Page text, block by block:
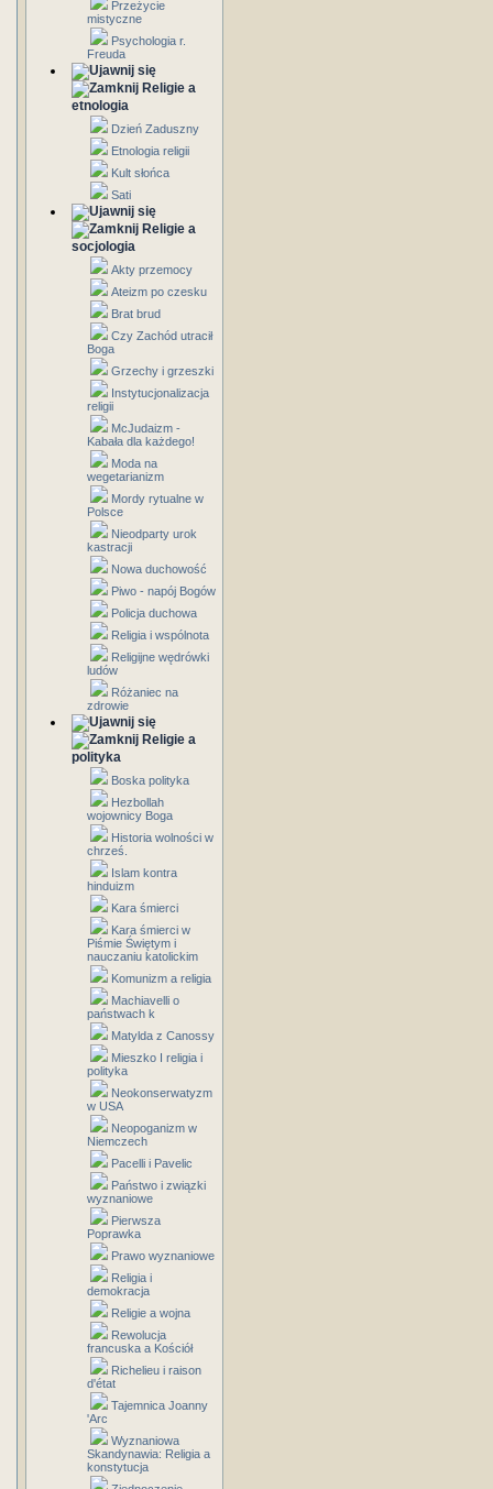
Przeżycie
mistyczne
Psychologia r.
Freuda
Religie a
etnologia
Dzień Zaduszny
Etnologia religii
Kult słońca
Sati
Religie a
socjologia
Akty przemocy
Ateizm po czesku
Brat brud
Czy Zachód utracił
Boga
Grzechy i grzeszki
Instytucjonalizacja
religii
McJudaizm -
Kabała dla każdego!
Moda na
wegetarianizm
Mordy rytualne w
Polsce
Nieodparty urok
kastracji
Nowa duchowość
Piwo - napój Bogów
Policja duchowa
Religia i wspólnota
Religijne wędrówki
ludów
Różaniec na
zdrowie
Religie a
polityka
Boska polityka
Hezbollah
wojownicy Boga
Historia wolności w
chrześ.
Islam kontra
hinduizm
Kara śmierci
Kara śmierci w
Piśmie Świętym i
nauczaniu katolickim
Komunizm a religia
Machiavelli o
państwach k
Matylda z Canossy
Mieszko I religia i
polityka
Neokonserwatyzm
w USA
Neopoganizm w
Niemczech
Pacelli i Pavelic
Państwo i związki
wyznaniowe
Pierwsza
Poprawka
Prawo wyznaniowe
Religia i
demokracja
Religie a wojna
Rewolucja
francuska a Kościół
Richelieu i raison
d'état
Tajemnica Joanny
'Arc
Wyznaniowa
Skandynawia: Religia a
konstytucja